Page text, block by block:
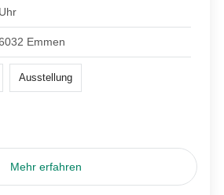
Emmen
Ausstellung
Mehr erfahren